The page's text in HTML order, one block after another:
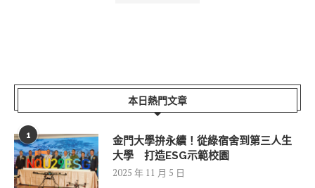
本日熱門文章
1
金門大學拚永續！從綠宿舍到第三人生
大學 打造ESG示範校園
2025 年 11 月 5 日